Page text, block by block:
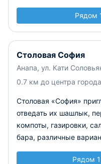
Рядом
Столовая София
Анапа, ул. Кати
0.7 км до центра города
Столовая «София»
отведать их шашлык,
компоты, газировки,
бара, различные
Рядом